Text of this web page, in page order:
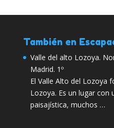
También en
Valle del alto Lozoya.
Madrid. 1º
El Valle Alto del Lozoya
Lozoya. Es un lugar con
paisajística, muchos …